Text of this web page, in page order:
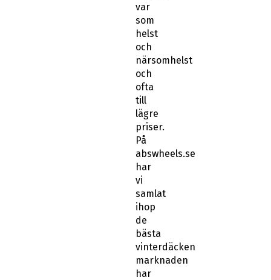
var
som
helst
och
närsomhelst
och
ofta
till
lägre
priser.
På
abswheels.se
har
vi
samlat
ihop
de
bästa
vinterdäcken
marknaden
har